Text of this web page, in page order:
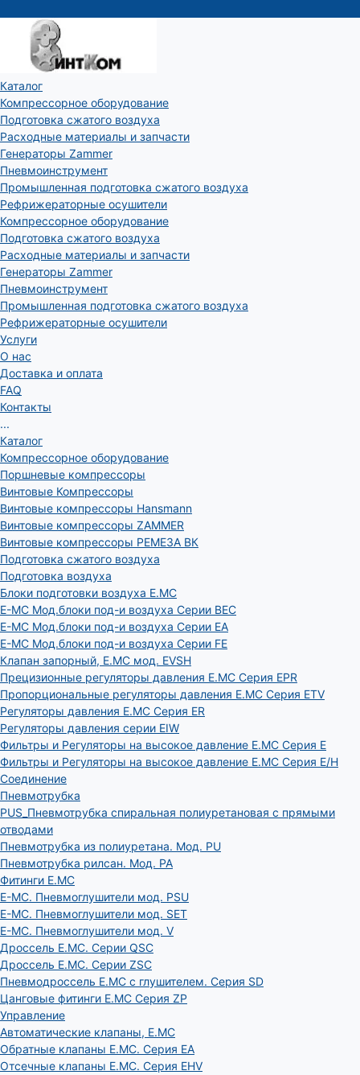
Каталог
Компрессорное оборудование
Подготовка сжатого воздуха
Расходные материалы и запчасти
Генераторы Zammer
Пневмоинструмент
Промышленная подготовка сжатого воздуха
Рефрижераторные осушители
Компрессорное оборудование
Подготовка сжатого воздуха
Расходные материалы и запчасти
Генераторы Zammer
Пневмоинструмент
Промышленная подготовка сжатого воздуха
Рефрижераторные осушители
Услуги
О нас
Доставка и оплата
FAQ
Контакты
...
Каталог
Компрессорное оборудование
Поршневые компрессоры
Винтовые Компрессоры
Винтовые компрессоры Hansmann
Винтовые компрессоры ZAMMER
Винтовые компрессоры РЕМЕЗА ВК
Подготовка сжатого воздуха
Подготовка воздуха
Блоки подготовки воздуха E.MC
E-MC Мод.блоки под-и воздуха Серии BEC
E-MC Мод.блоки под-и воздуха Серии EA
E-MC Мод.блоки под-и воздуха Серии FE
Клапан запорный, E.MC мод. EVSH
Прецизионные регуляторы давления E.MC Серия EPR
Пропорциональные регуляторы давления E.MC Серия ETV
Регуляторы давления E.MC Серия ER
Регуляторы давления серии EIW
Фильтры и Регуляторы на высокое давление E.MC Серия E
Фильтры и Регуляторы на высокое давление E.MC Серия E/H
Соединение
Пневмотрубка
PUS_Пневмотрубка спиральная полиуретановая с прямыми
отводами
Пневмотрубка из полиуретана. Мод. РU
Пневмотрубка рилсан. Мод. PA
Фитинги E.MC
E-MC. Пневмоглушители мод. PSU
E-MC. Пневмоглушители мод. SET
E-MC. Пневмоглушители мод. V
Дроссель E.MC. Серии QSC
Дроссель E.MC. Серии ZSC
Пневмодроссель E.MC с глушителем. Серия SD
Цанговые фитинги E.MC Серия ZP
Управление
Автоматические клапаны, Е.МС
Обратные клапаны E.MC. Серия EA
Отсечные клапаны E.MC. Серия EHV